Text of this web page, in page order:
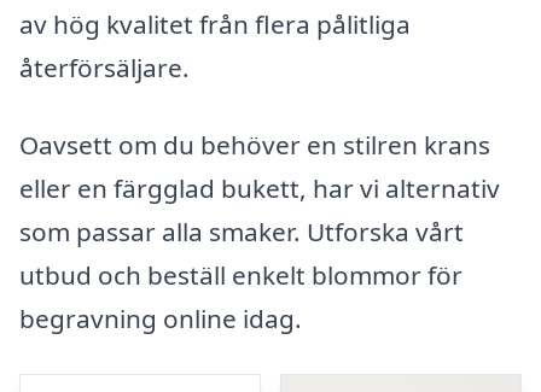
av hög kvalitet från flera pålitliga
återförsäljare.
Oavsett om du behöver en stilren krans
eller en färgglad bukett, har vi alternativ
som passar alla smaker. Utforska vårt
utbud och beställ enkelt blommor för
begravning online idag.